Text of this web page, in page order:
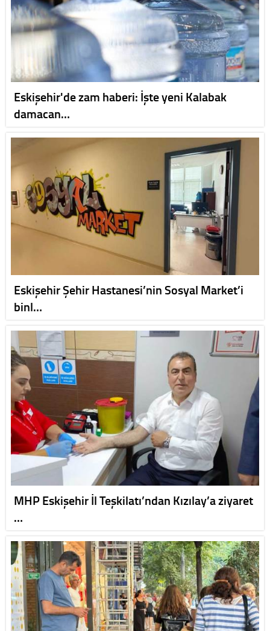
Eskişehir'de zam haberi: İşte yeni Kalabak
damacan…
Eskişehir Şehir Hastanesi’nin Sosyal Market’i
binl…
MHP Eskişehir İl Teşkilatı’ndan Kızılay’a ziyaret
…